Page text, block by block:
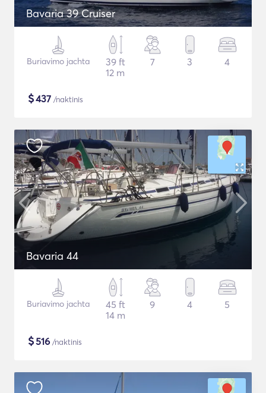
Bavaria 39 Cruiser
Buriavimo jachta
39 ft
12 m
7 3 4
$437 /naktinis
Bavaria 44
Buriavimo jachta
45 ft
14 m
9 4 5
$516 /naktinis